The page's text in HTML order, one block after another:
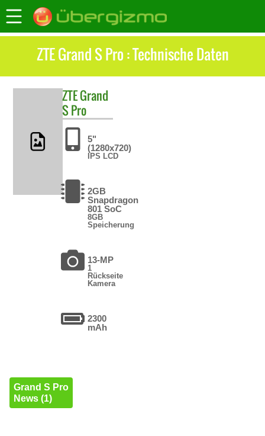
ZTE Grand S Pro : Technische Daten
ZTEGrand
S Pro
5"
(1280x720)
IPS LCD
2GB
Snapdragon
801 SoC
8GB
Speicherung
13-MP
1
Rückseite
Kamera
2300
mAh
Grand S Pro
News (1)